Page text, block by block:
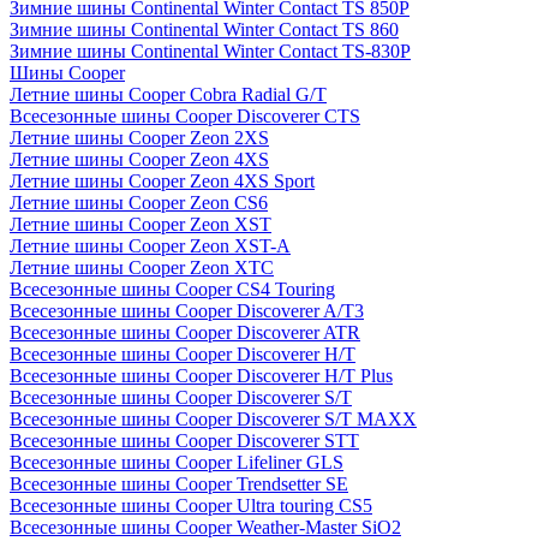
Зимние шины Continental Winter Contact TS 850P
Зимние шины Continental Winter Contact TS 860
Зимние шины Continental Winter Contact TS-830P
Шины Cooper
Летние шины Cooper Cobra Radial G/T
Всесезонные шины Cooper Discoverer CTS
Летние шины Cooper Zeon 2XS
Летние шины Cooper Zeon 4XS
Летние шины Cooper Zeon 4XS Sport
Летние шины Cooper Zeon CS6
Летние шины Cooper Zeon XST
Летние шины Cooper Zeon XST-A
Летние шины Cooper Zeon XTC
Всесезонные шины Cooper CS4 Touring
Всесезонные шины Cooper Discoverer A/T3
Всесезонные шины Cooper Discoverer ATR
Всесезонные шины Cooper Discoverer H/T
Всесезонные шины Cooper Discoverer H/T Plus
Всесезонные шины Cooper Discoverer S/T
Всесезонные шины Cooper Discoverer S/T MAXX
Всесезонные шины Cooper Discoverer STT
Всесезонные шины Cooper Lifeliner GLS
Всесезонные шины Cooper Trendsetter SE
Всесезонные шины Cooper Ultra touring CS5
Всесезонные шины Cooper Weather-Master SiO2